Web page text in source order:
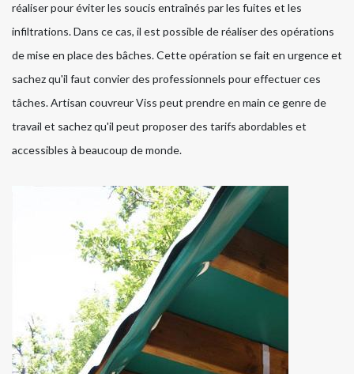
réaliser pour éviter les soucis entraînés par les fuites et les
infiltrations. Dans ce cas, il est possible de réaliser des opérations
de mise en place des bâches. Cette opération se fait en urgence et
sachez qu'il faut convier des professionnels pour effectuer ces
tâches. Artisan couvreur Viss peut prendre en main ce genre de
travail et sachez qu'il peut proposer des tarifs abordables et
accessibles à beaucoup de monde.